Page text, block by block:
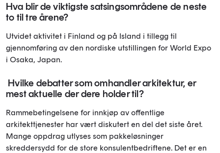
Hva blir de viktigste satsingsområdene de neste
to til tre årene?
Utvidet aktivitet i Finland og på Island i tillegg til
gjennomføring av den nordiske utstillingen for World Expo
i Osaka, Japan.
Hvilke debatter som omhandler arkitektur, er
mest aktuelle der dere holder til?
Rammebetingelsene for innkjøp av offentlige
arkitekttjenester har vært diskutert en del det siste året.
Mange oppdrag utlyses som pakkeløsninger
skreddersydd for de store konsulentbedriftene. Det er en